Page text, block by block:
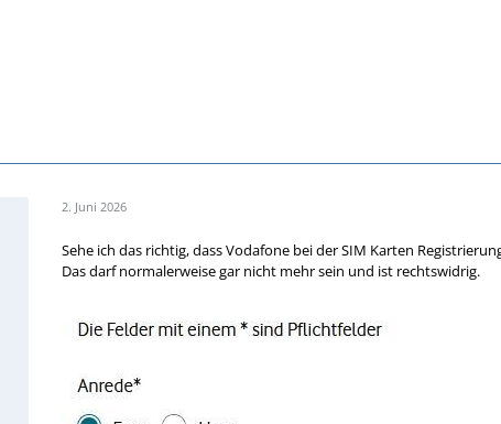
2. Juni 2026
Sehe ich das richtig, dass Vodafone bei der SIM Karten
Das darf normalerweise gar nicht mehr sein und ist rechtswidrig.